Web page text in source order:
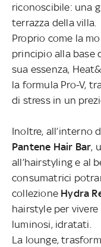
riconoscibile: una
terrazza della villa.
Proprio come la
principio alla base
sua essenza,
la formula Pro-V,
di stress in un
Inoltre, all’interno
Pantene Hair Bar,
all’hairstyling e al
consumatrici
collezione Hydra
hairstyle per
luminosi, idratati.
La lounge,